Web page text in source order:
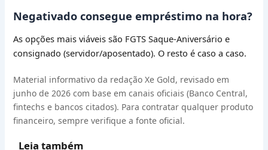
Negativado consegue empréstimo na hora?
As opções mais viáveis são FGTS Saque-Aniversário e
consignado (servidor/aposentado). O resto é caso a caso.
Material informativo da redação Xe Gold, revisado em
junho de 2026 com base em canais oficiais (Banco Central,
fintechs e bancos citados). Para contratar qualquer produto
financeiro, sempre verifique a fonte oficial.
Leia também